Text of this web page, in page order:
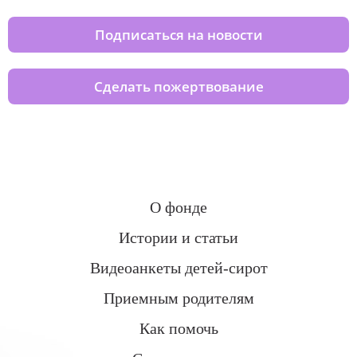
Подписаться на новости
Сделать пожертвование
О фонде
Истории и статьи
Видеоанкеты детей-сирот
Приемным родителям
Как помочь